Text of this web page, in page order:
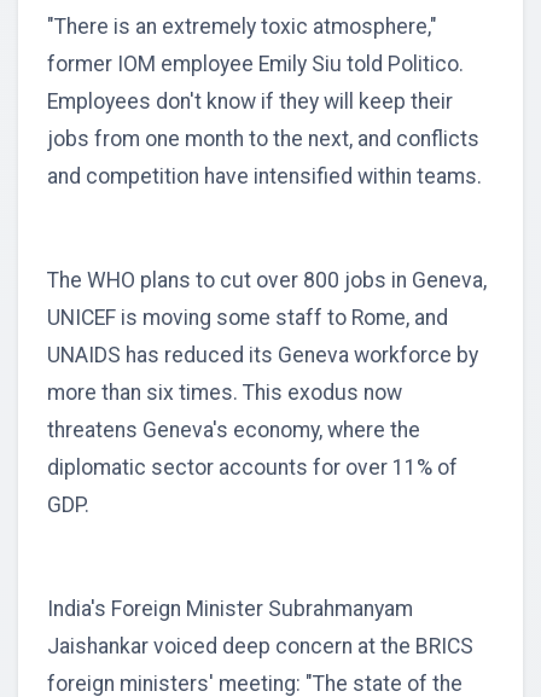
"There is an extremely toxic atmosphere,"
former IOM employee Emily Siu told Politico.
Employees don't know if they will keep their
jobs from one month to the next, and conflicts
and competition have intensified within teams.
The WHO plans to cut over 800 jobs in Geneva,
UNICEF is moving some staff to Rome, and
UNAIDS has reduced its Geneva workforce by
more than six times. This exodus now
threatens Geneva's economy, where the
diplomatic sector accounts for over 11% of
GDP.
India's Foreign Minister Subrahmanyam
Jaishankar voiced deep concern at the BRICS
foreign ministers' meeting: "The state of the